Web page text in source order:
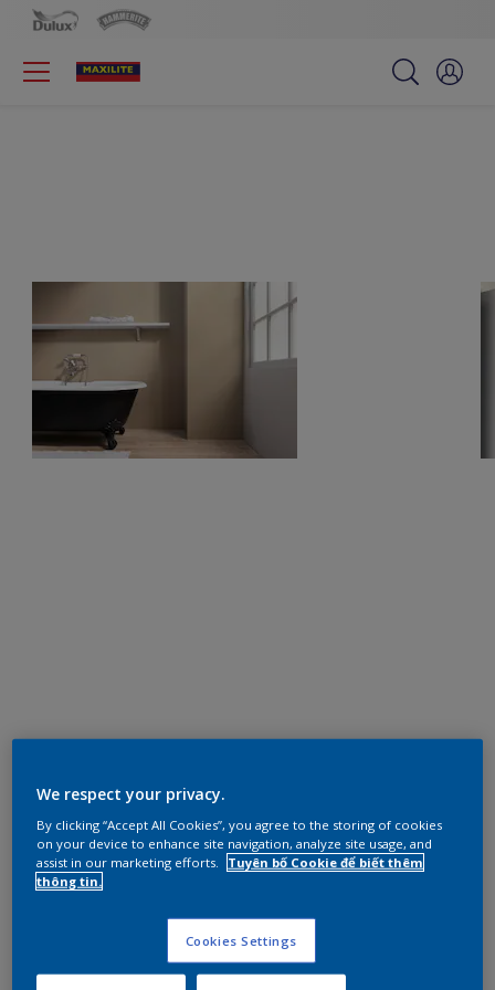
We respect your privacy.
By clicking “Accept All Cookies”, you agree to the storing of cookies
on your device to enhance site navigation, analyze site usage, and
assist in our marketing efforts.
Tuyên bố Cookie để biết thêm
thông tin.
Cookies Settings